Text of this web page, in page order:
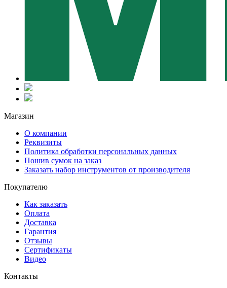
Магазин
О компании
Реквизиты
Политика обработки персональных данных
Пошив сумок на заказ
Заказать набор инструментов от производителя
Покупателю
Как заказать
Оплата
Доставка
Гарантия
Отзывы
Сертификаты
Видео
Контакты